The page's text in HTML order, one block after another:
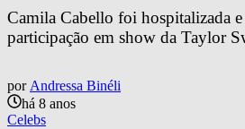
Camila Cabello foi hospitalizada e
participação em show da Taylor
por Andressa Binéli
há 8 anos
Celebs